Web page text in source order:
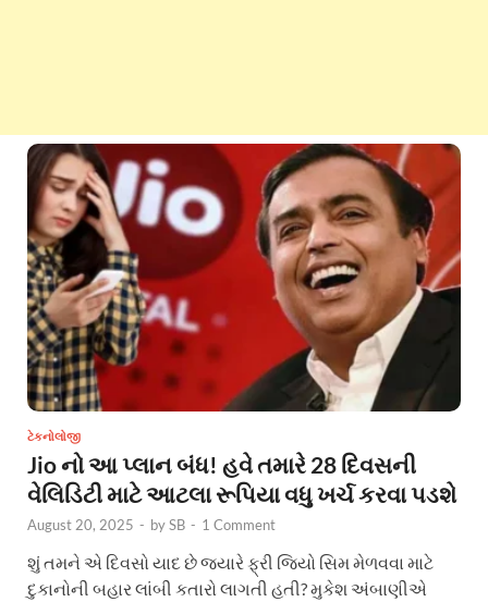
ટેકનોલોજી
Jio નો આ પ્લાન બંધ! હવે તમારે 28 દિવસની
વેલિડિટી માટે આટલા રૂપિયા વધુ ખર્ચ કરવા પડશે
August 20, 2025 - bySB - 1 Comment
શું તમને એ દિવસો યાદ છે જ્યારે ફ્રી જિયો સિમ મેળવવા માટે
દુકાનોની બહાર લાંબી કતારો લાગતી હતી? મુકેશ અંબાણીએ